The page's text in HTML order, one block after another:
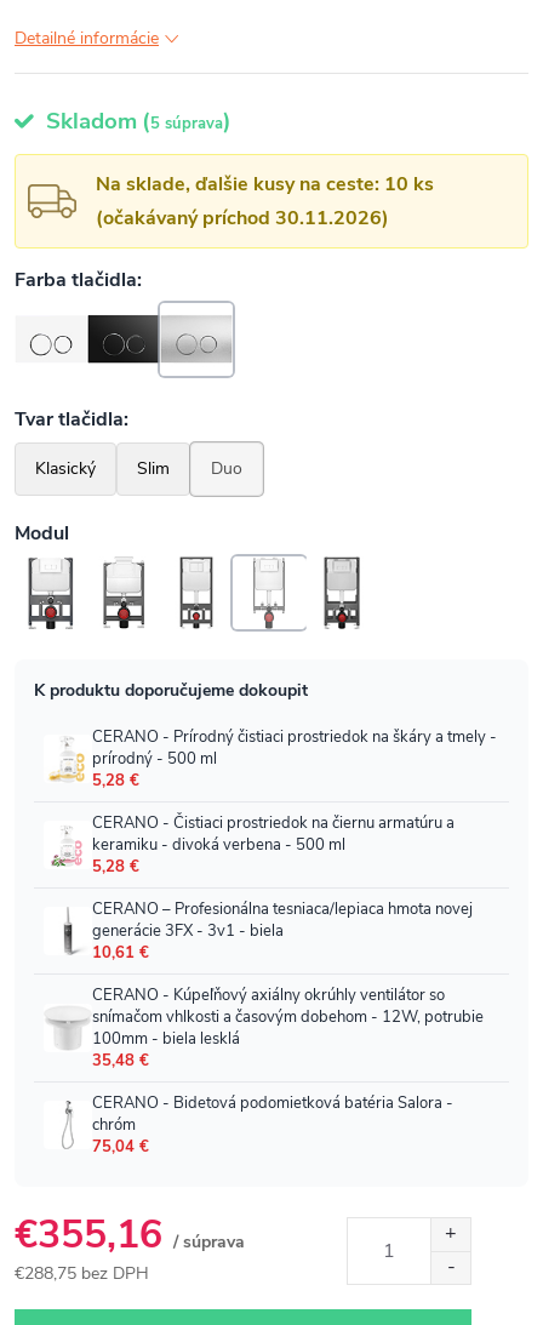
Detailné informácie
Skladom (5 súprava)
Na sklade, ďalšie kusy na ceste: 10 ks
(očakávaný príchod 30.11.2026)
€355,16 / súprava
€288,75 bez DPH